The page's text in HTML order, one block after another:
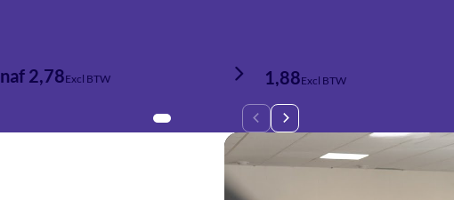
2,78Excl BTW 1,88Excl BTW